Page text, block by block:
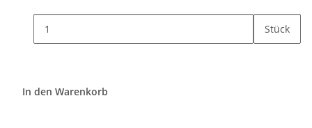
Stück
In den Warenkorb